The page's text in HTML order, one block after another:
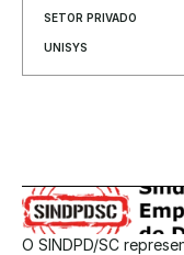
SETOR PRIVADO
UNISYS
O SINDPD/SC